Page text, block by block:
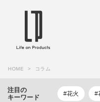
HOME コラム
注目の
キーワード
#花火 #